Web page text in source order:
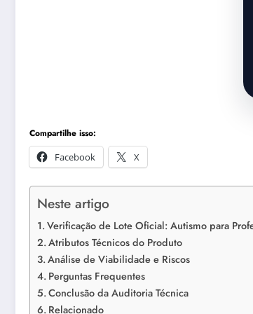
Compartilhe isso:
Facebook
X
Neste artigo
Verificação de Lote Oficial: Autismo para
Atributos Técnicos do Produto
Análise de Viabilidade e Riscos
Perguntas Frequentes
Conclusão da Auditoria Técnica
Relacionado